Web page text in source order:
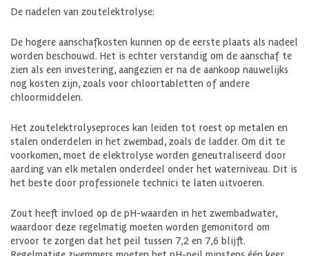
De nadelen van zoutelektrolyse:
De hogere aanschafkosten kunnen op de eerste plaats als nadeel
worden beschouwd. Het is echter verstandig om de aanschaf te
zien als een investering, aangezien er na de aankoop nauwelijks
nog kosten zijn, zoals voor chloortabletten of andere
chloormiddelen.
Het zoutelektrolyseproces kan leiden tot roest op metalen en
stalen onderdelen in het zwembad, zoals de ladder. Om dit te
voorkomen, moet de elektrolyse worden geneutraliseerd door
aarding van elk metalen onderdeel onder het waterniveau. Dit is
het beste door professionele technici te laten uitvoeren.
Zout heeft invloed op de pH-waarden in het zwembadwater,
waardoor deze regelmatig moeten worden gemonitord om
ervoor te zorgen dat het peil tussen 7,2 en 7,6 blijft.